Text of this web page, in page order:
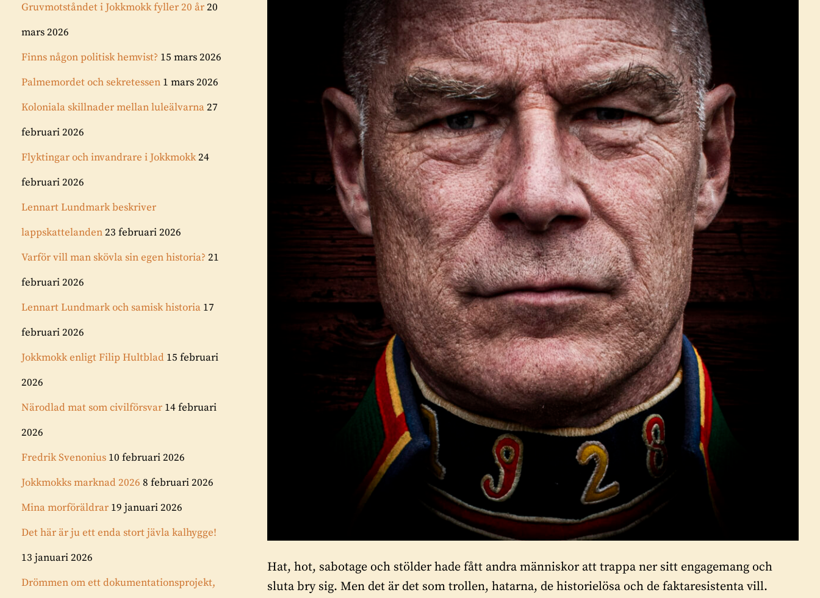
Hat, hot, sabotage och stölder hade fått andra människor att trappa ner sitt engagemang och
sluta bry sig. Men det är det som trollen, hatarna, de historielösa och de faktaresistenta vill.
Gruvmotståndet i Jokkmokk fyller 20 år20
mars 2026
Finns någon politisk hemvist? 15 mars 2026
Palmemordet och sekretessen 1 mars 2026
Koloniala skillnader mellan luleälvarna27
februari 2026
Flyktingar och invandrare i Jokkmokk24
februari 2026
Lennart Lundmark beskriver
lappskattelanden23 februari 2026
Varför vill man skövla sin egen historia? 21
februari 2026
Lennart Lundmark och samisk historia 17
februari 2026
Jokkmokk enligt Filip Hultblad 15 februari
2026
Närodlad mat som civilförsvar 14 februari
2026
Fredrik Svenonius 10 februari 2026
Jokkmokks marknad 2026 8 februari 2026
Mina morföräldrar 19 januari 2026
Det här är ju ett enda stort jävla kalhygge!
13 januari 2026
Drömmen om ett dokumentationsprojekt,